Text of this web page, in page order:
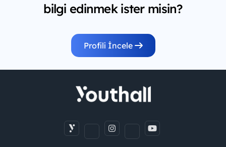
bilgi edinmek ister misin?
Profili İncele